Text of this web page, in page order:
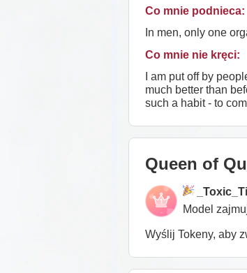
Co mnie podnieca:
In men, only one
Co mnie nie kręci:
I am put off by
much better than
such a habit - to
Queen of
Model
Wyślij Tokeny, aby